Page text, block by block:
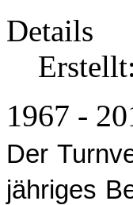
Details
1967 -
Der
jähriges